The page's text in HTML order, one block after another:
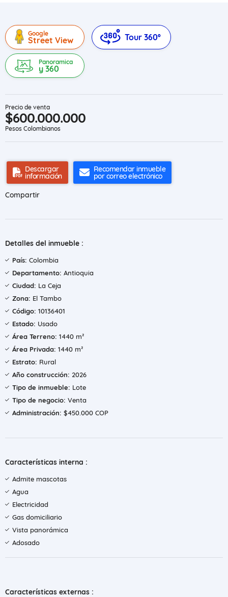
Google
Street View Tour 360º
Panoramica
y 360
Precio de venta
$600.000.000
Pesos Colombianos
Descargar
información
Recomendar inmueble
por correo electrónico
Compartir
Detalles del inmueble :
País: Colombia
Departamento: Antioquia
Ciudad: La Ceja
Zona: El Tambo
Código: 10136401
Estado: Usado
Área Terreno: 1440 m²
Área Privada: 1440 m²
Estrato: Rural
Año construcción: 2026
Tipo de inmueble: Lote
Tipo de negocio: Venta
Administración: $450.000 COP
Características interna :
Admite mascotas
Agua
Electricidad
Gas domiciliario
Vista panorámica
Adosado
Características externas :